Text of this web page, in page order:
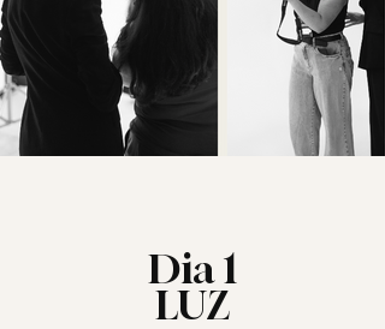
Dia 1
LUZ